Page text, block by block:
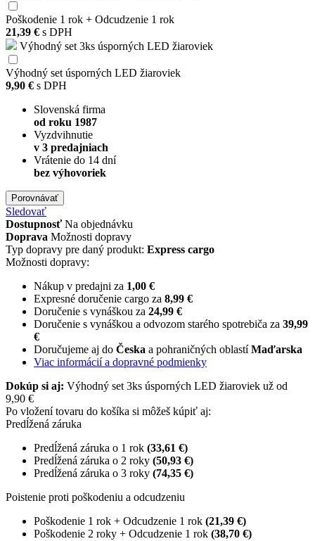
Poškodenie 1 rok + Odcudzenie 1 rok
21,39 € s DPH
Výhodný set 3ks úsporných LED žiaroviek
Výhodný set úsporných LED žiaroviek
9,90 € s DPH
Slovenská firma
od roku 1987
Vyzdvihnutie
v 3 predajniach
Vrátenie do 14 dní
bez výhovoriek
Porovnávať
Sledovať
Dostupnosť Na objednávku
Doprava Možnosti dopravy
Typ dopravy pre daný produkt: Express cargo
Možnosti dopravy:
Nákup v predajni za 1,00 €
Expresné doručenie cargo za 8,99 €
Doručenie s vynáškou za 24,99 €
Doručenie s vynáškou a odvozom starého spotrebiča za 39,99
€
Doručujeme aj do Česka a pohraničných oblastíMaďarska
Viac informácií a dopravné podmienky
Dokúp si aj: Výhodný set 3ks úsporných LED žiaroviek už od
9,90 €
Po vložení tovaru do košíka si môžeš kúpiť aj:
Predĺžená záruka
Predĺžená záruka o 1 rok (33,61 €)
Predĺžená záruka o 2 roky (50,93 €)
Predĺžená záruka o 3 roky (74,35 €)
Poistenie proti poškodeniu a odcudzeniu
Poškodenie 1 rok + Odcudzenie 1 rok (21,39 €)
Poškodenie 2 roky + Odcudzenie 1 rok (38,70 €)